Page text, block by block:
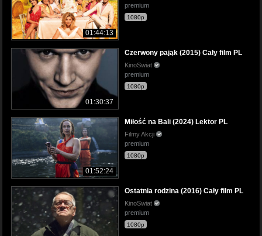
01:44:13
premium
1080p
01:30:37
Czerwony pająk (2015) Cały film PL
KinoSwiat
premium
1080p
01:52:24
Miłość na Bali (2024) Lektor PL
Filmy Akcji
premium
1080p
Ostatnia rodzina (2016) Cały film PL
KinoSwiat
premium
1080p